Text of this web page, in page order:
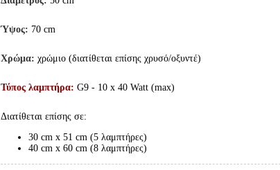
Ύψος: 70 cm
Χρώμα: χρώμιο (διατίθεται επίσης χρυσό/οξυντέ)
Τύπος λαμπτήρα:G9 - 10 x 40 Watt (max)
Διατίθεται επίσης σε:
30 cm x 51 cm (5 λαμπτήρες)
40 cm x 60 cm (8 λαμπτήρες)